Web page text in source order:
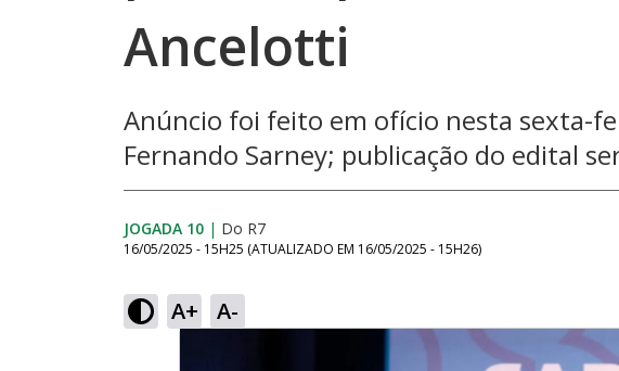
Ancelotti
Anúncio foi feito em ofício nesta sexta-
Fernando Sarney; publicação do edital
JOGADA 10 | Do R7
16/05/2025 - 15H25 (ATUALIZADO EM 16/05/2025 - 15H26)
A+ A-